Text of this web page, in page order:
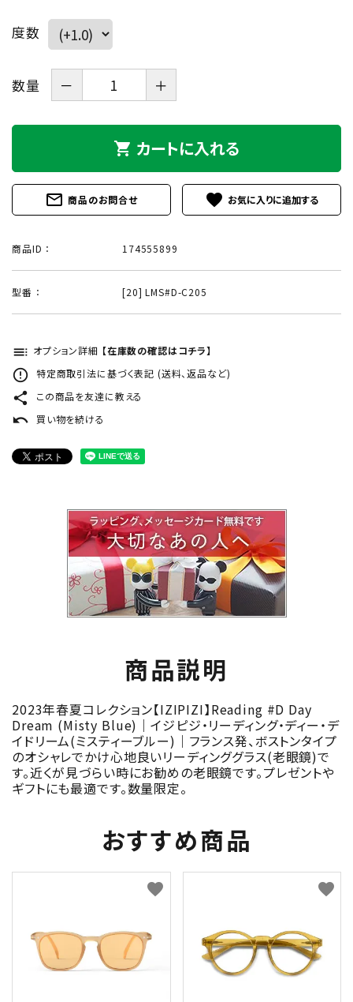
度数
数量 － ＋
shopping_cart カートに入れる
mail_outline 商品のお問合せ favorite
商品ID ： 174555899
型番 ： [20] LMS#D-C205
toc オプション詳細 【在庫数の確認はコチラ】
error_outline 特定商取引法に基づく表記 (送料、返品など)
share この商品を友達に教える
undo 買い物を続ける
商品説明
2023年春夏コレクション【IZIPIZI】Reading #D Day
Dream (Misty Blue)｜イジピジ・リーディング・ディー・デ
イドリーム(ミスティーブルー)｜フランス発、ボストンタイプ
のオシャレでかけ心地良いリーディンググラス(老眼鏡)で
す。近くが見づらい時にお勧めの老眼鏡です。プレゼントや
ギフトにも最適です。数量限定。
おすすめ商品
favorite favorite